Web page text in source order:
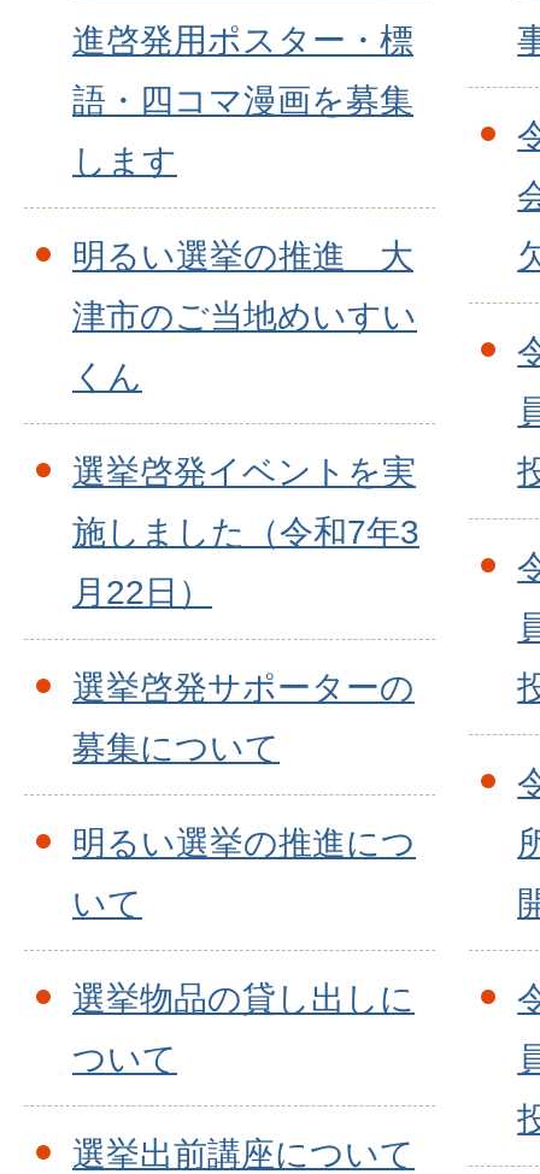
進啓発用ポスター・標
語・四コマ漫画を募集
します
明るい選挙の推進 大
津市のご当地めいすい
くん
選挙啓発イベントを実
施しました（令和7年3
月22日）
選挙啓発サポーターの
募集について
明るい選挙の推進につ
いて
選挙物品の貸し出しに
ついて
選挙出前講座について